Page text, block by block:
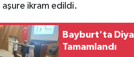
ikram edildi.
Bayburt'ta
Tamamlandı